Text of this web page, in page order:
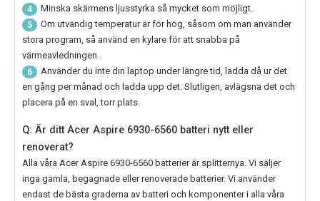
4 Minska skärmens ljusstyrka så mycket som möjligt.
5
Om utvändig temperatur är för hög, såsom om man använder
stora program, så använd en kylare för att snabba på
värmeavledningen.
6
Använder du inte din laptop under längre tid, ladda då ur det
en gång per månad och ladda upp det. Slutligen, avlägsna det och
placera på en sval, torr plats.
Q: Är ditt Acer Aspire 6930-6560 batteri nytt eller
renoverat?
Alla våra Acer Aspire 6930-6560 batterier är splitternya. Vi säljer
inga gamla, begagnade eller renoverade batterier. Vi använder
endast de bästa graderna av batteri och komponenter i alla våra